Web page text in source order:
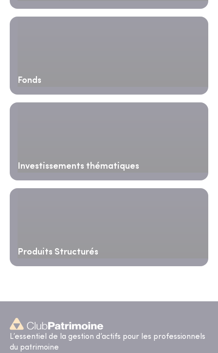
Fonds
Investissements thématiques
Produits Structurés
L’essentiel de la gestion d’actifs pour les professionnels
du patrimoine